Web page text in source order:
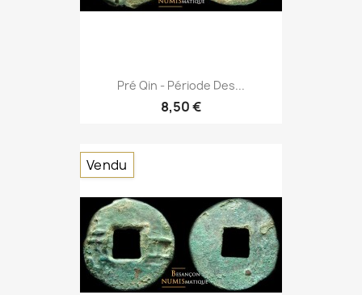
Pré Qin - Période Des...
8,50 €
Vendu